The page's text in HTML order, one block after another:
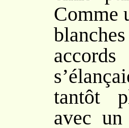
Comme
tantôt
avec